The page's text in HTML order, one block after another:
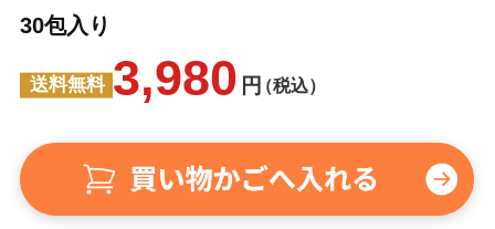
30包入り
送料無料 3,980 円（税込）